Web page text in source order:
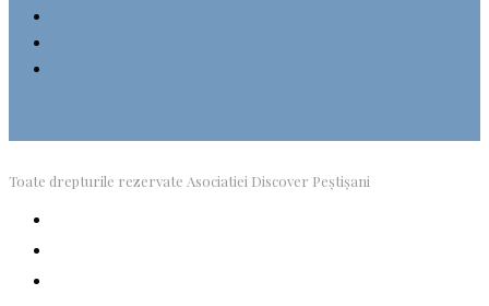
Toate drepturile rezervate Asociatiei Discover Peștișani